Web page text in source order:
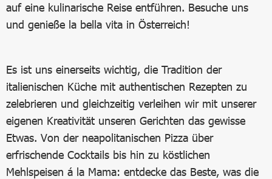
auf eine kulinarische Reise entführen. Besuche uns
und genieße la bella vita in Österreich!
Es ist uns einerseits wichtig, die Tradition der
italienischen Küche mit authentischen Rezepten zu
zelebrieren und gleichzeitig verleihen wir mit unserer
eigenen Kreativität unseren Gerichten das gewisse
Etwas. Von der neapolitanischen Pizza über
erfrischende Cocktails bis hin zu köstlichen
Mehlspeisen á la Mama: entdecke das Beste, was die